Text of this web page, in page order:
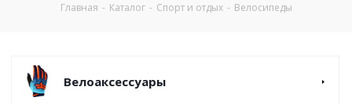
Главная - Каталог - Спорт и отдых - Велосипеды
Велоаксессуары